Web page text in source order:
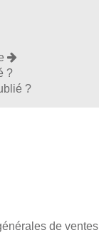
?
?
de ventes